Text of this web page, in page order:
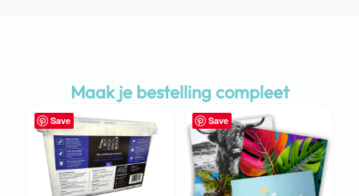
Maak je bestelling compleet
Save Save